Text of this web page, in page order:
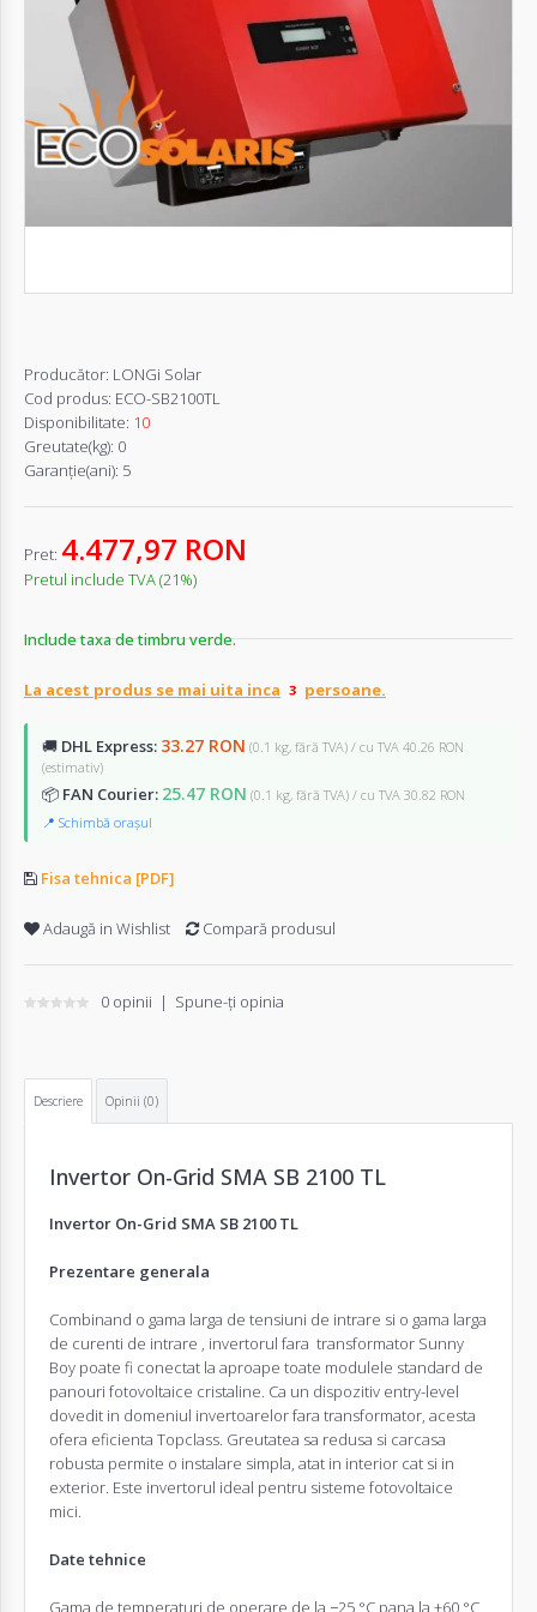
Autentifică-
Înregistrează-
te
Producător: LONGi Solar
Cod produs: ECO-SB2100TL
Disponibilitate: 10
Greutate(kg): 0
Garanţie(ani): 5
Pret: 4.477,97 RON
Pretul include TVA (21%)
Include taxa de timbru verde.
La acest produs se mai uita inca persoane.
🚚 DHL Express: 33.27 RON (0.1 kg, fără TVA) / cu TVA 40.26 RON
(estimativ)
📦 FAN Courier: 25.47 RON (0.1 kg, fără TVA) / cu TVA 30.82 RON
📍 Schimbă orașul
Fisa tehnica [PDF]
Adaugă in Wishlist Compară produsul
0 opinii | Spune-ţi opinia
Descriere Opinii (0)
Invertor On-Grid SMA SB 2100 TL
Invertor On-Grid SMA SB 2100 TL
Prezentare generala
Combinand o gama larga de tensiuni de intrare si o gama larga
de curenti de intrare , invertorul fara transformator Sunny
Boy poate fi conectat la aproape toate modulele standard de
panouri fotovoltaice cristaline. Ca un dispozitiv entry-level
dovedit in domeniul invertoarelor fara transformator, acesta
ofera eficienta Topclass. Greutatea sa redusa si carcasa
robusta permite o instalare simpla, atat in interior cat si in
exterior. Este invertorul ideal pentru sisteme fotovoltaice
mici.
Date tehnice
Gama de temperaturi de operare de la −25 °C pana la +60 °C